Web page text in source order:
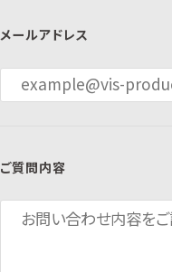
メールアドレス
ご質問内容